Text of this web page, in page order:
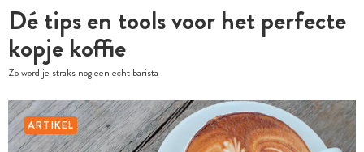
Dé tips en tools voor het perfecte
kopje koffie
Zo word je straks nog een echt barista
ARTIKEL